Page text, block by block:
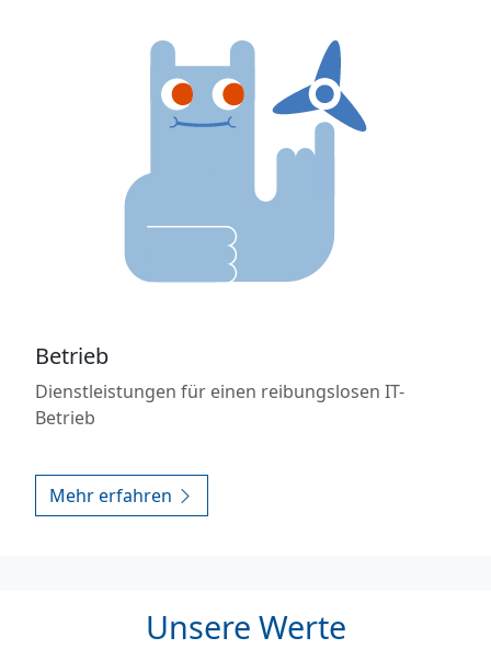
Betrieb
Dienstleistungen für einen reibungslosen IT-
Betrieb
Mehr erfahren
Unsere Werte